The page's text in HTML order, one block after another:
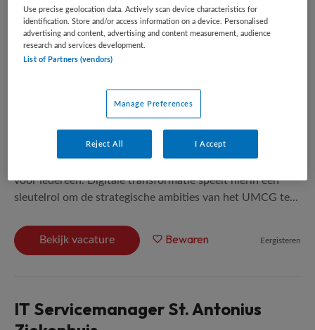
UMCG,Groningen
HBO
Tijdelijk met uitzicht op vast
Bouw mee aan de digitale toekomst van het UMCG Het
UMCG werkt dagelijks aan excellente zorg, baanbrekend
voor iedereen. Digitale transformatie speelt hierin een
sleutelrol om de strategische ambities van het UMCG te...
Bekijk vacature Bewaren Eergisteren
IT Servicemanager St. Antonius
Use precise geolocation data. Actively scan device characteristics for
identification. Store and/or access information on a device. Personalised
advertising and content, advertising and content measurement, audience
research and services development.
List of Partners (vendors)
Manage Preferences
Reject All I Accept